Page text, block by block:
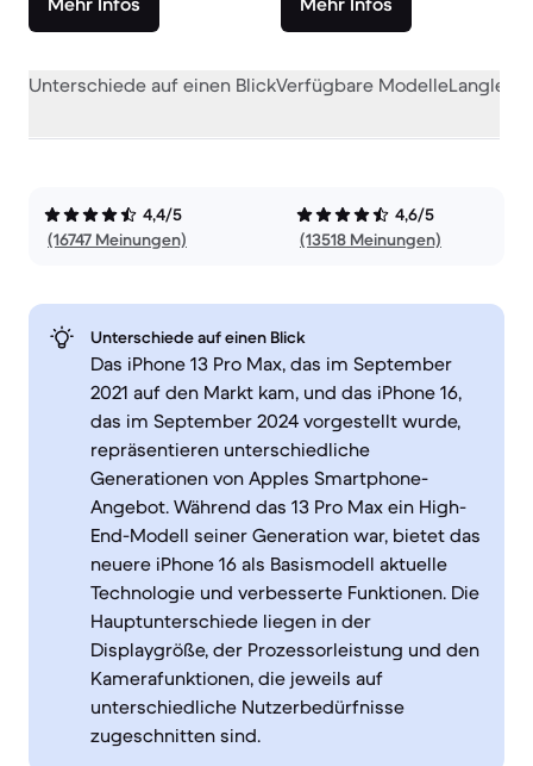
Unterschiede auf einen BlickVerfügbare Modelle
4,4/5
(16747 Meinungen)
4,6/5
(13518 Meinungen)
Unterschiede auf einen Blick
Das iPhone 13 Pro Max, das im September
2021 auf den Markt kam, und das iPhone 16,
das im September 2024 vorgestellt wurde,
repräsentieren unterschiedliche
Generationen von Apples Smartphone-
Angebot. Während das 13 Pro Max ein High-
End-Modell seiner Generation war, bietet das
neuere iPhone 16 als Basismodell aktuelle
Technologie und verbesserte Funktionen. Die
Hauptunterschiede liegen in der
Displaygröße, der Prozessorleistung und den
Kamerafunktionen, die jeweils auf
unterschiedliche Nutzerbedürfnisse
zugeschnitten sind.